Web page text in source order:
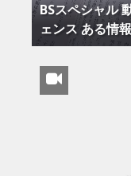
BSスペシャル
ェンス ある情